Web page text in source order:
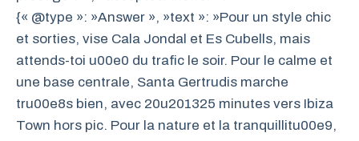
{« @type »: »Answer », »text »: »Pour un style chic
et sorties, vise Cala Jondal et Es Cubells, mais
attends-toi u00e0 du trafic le soir. Pour le calme et
une base centrale, Santa Gertrudis marche
tru00e8s bien, avec 20u201325 minutes vers Ibiza
Town hors pic. Pour la nature et la tranquillitu00e9,